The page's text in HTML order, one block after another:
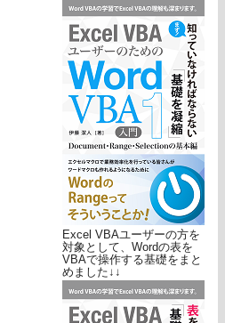
Excel VBAユーザーの方を
対象として、Wordの表を
VBAで操作する基礎をまと
めました↓↓